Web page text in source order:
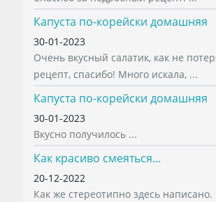
Капуста по-корейски домашняя
30-01-2023
Очень вкусный салатик, как не
рецепт, спасибо! Много искала, ...
Капуста по-корейски домашняя
30-01-2023
Вкусно получилось ...
Как красиво смеяться...
20-12-2022
Как же стереотипно здесь